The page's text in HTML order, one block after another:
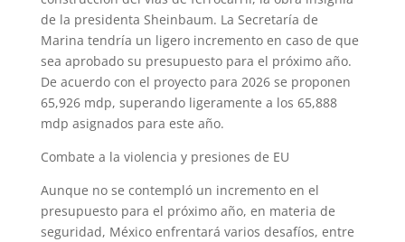
de la presidenta Sheinbaum. La Secretaría de
Marina tendría un ligero incremento en caso de que
sea aprobado su presupuesto para el próximo año.
De acuerdo con el proyecto para 2026 se proponen
65,926 mdp, superando ligeramente a los 65,888
mdp asignados para este año.
Combate a la violencia y presiones de EU
Aunque no se contempló un incremento en el
presupuesto para el próximo año, en materia de
seguridad, México enfrentará varios desafíos, entre